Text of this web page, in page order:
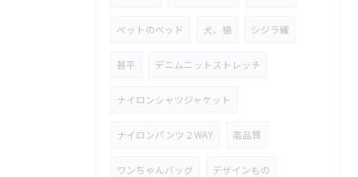
ペットのベッド 犬、猫 シジラ織
甚平 デニムニットストレッチ
ナイロンシャツジャケット
ナイロンパンツ２WAY 高品質
ワンちゃんバッグ デザインもの